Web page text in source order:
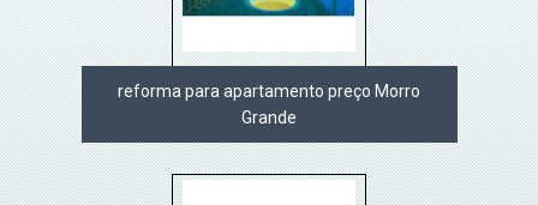
reforma para apartamento preço Morro
Grande